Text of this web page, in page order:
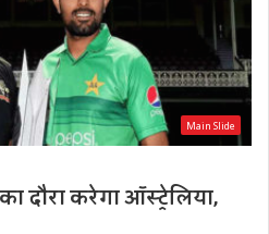
Main Slide
दौरा करेगा ऑस्ट्रेलिया,